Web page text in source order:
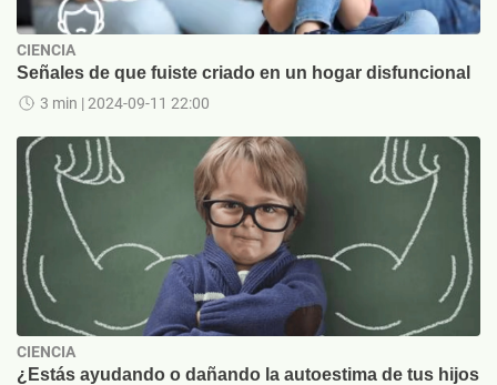
CIENCIA
Señales de que fuiste criado en un hogar disfuncional
3 min | 2024-09-11 22:00
CIENCIA
¿Estás ayudando o dañando la autoestima de tus hijos